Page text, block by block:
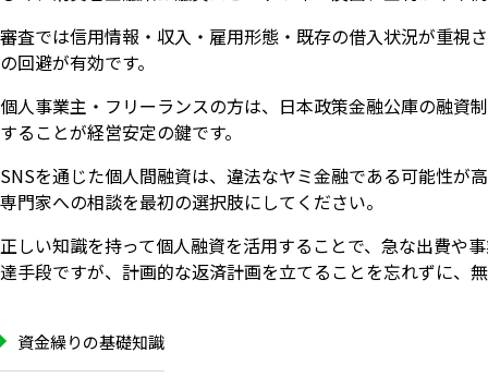
審査では信用情報・収入・雇用形態・既存の借入状況が重視
の回避が有効です。
個人事業主・フリーランスの方は、日本政策金融公庫の融資
することが経営安定の鍵です。
SNSを通じた個人間融資は、違法なヤミ金融である可能性が
専門家への相談を最初の選択肢にしてください。
正しい知識を持って個人融資を活用することで、急な出費や
達手段ですが、計画的な返済計画を立てることを忘れずに、
資金繰りの基礎知識